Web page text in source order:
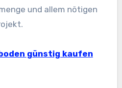
und allem nötigen
günstig kaufen